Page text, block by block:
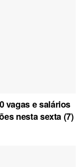
vagas e salários
nesta sexta (7)